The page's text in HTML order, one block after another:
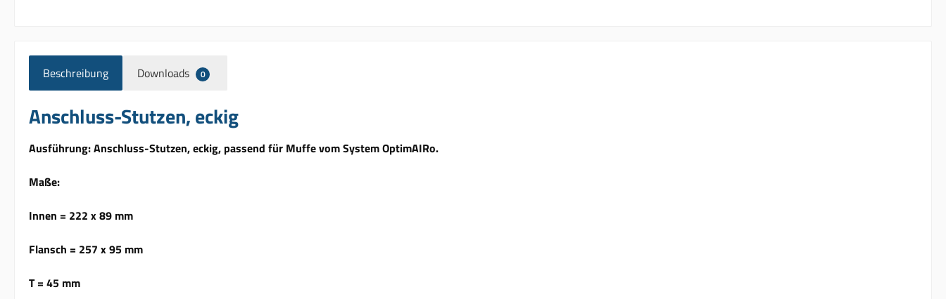
Beschreibung Downloads 0
Anschluss-Stutzen, eckig
Ausführung: Anschluss-Stutzen, eckig, passend für Muffe vom System OptimAIRo.
Maße:
Innen = 222 x 89 mm
Flansch = 257 x 95 mm
T = 45 mm